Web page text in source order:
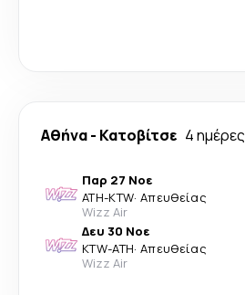
Αθήνα- Κατοβίτσε 4 ημέρες
Παρ 27 Νοε
ATH-KTW· Απευθείας
Wizz Air
Δευ 30 Νοε
KTW-ATH· Απευθείας
Wizz Air